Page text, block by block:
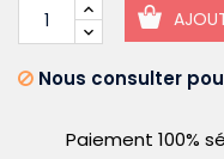
Nous consulter
Paiement 100%